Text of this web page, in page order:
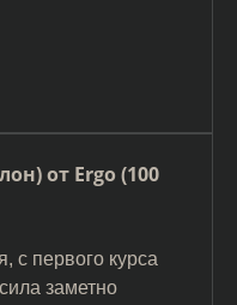
от Ergo (100
с первого курса
заметно